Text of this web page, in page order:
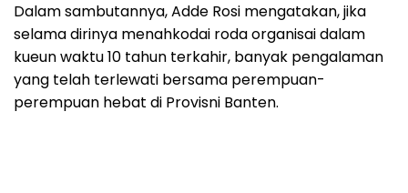
Dalam sambutannya, Adde Rosi mengatakan, jika
selama dirinya menahkodai roda organisai dalam
kueun waktu 10 tahun terkahir, banyak pengalaman
yang telah terlewati bersama perempuan-
perempuan hebat di Provisni Banten.